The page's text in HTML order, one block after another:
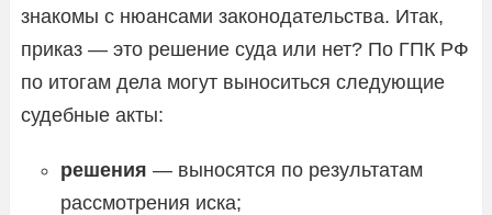
знакомы с нюансами законодательства. Итак,
приказ — это решение суда или нет? По ГПК РФ
по итогам дела могут выноситься следующие
судебные акты:
решения — выносятся по результатам
рассмотрения иска;